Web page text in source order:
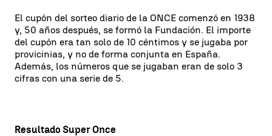
El cupón del sorteo diario de la ONCE comenzó en 1938
y, 50 años después, se formó la Fundación. El importe
del cupón era tan solo de 10 céntimos y se jugaba por
provicinias, y no de forma conjunta en España.
Además, los números que se jugaban eran de solo 3
cifras con una serie de 5.
Resultado Super Once